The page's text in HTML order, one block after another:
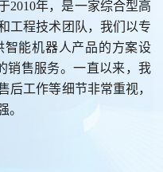
2010年，是一家综合型高
工程技术团队，我们以专
能机器人产品的方案设
销售服务。一直以来，我
后工作等细节非常重视，
。